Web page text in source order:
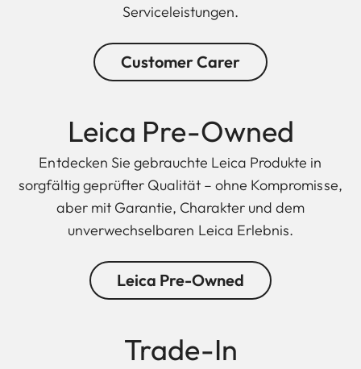
Serviceleistungen.
Customer Carer
Leica Pre-Owned
Entdecken Sie gebrauchte Leica Produkte in
sorgfältig geprüfter Qualität – ohne Kompromisse,
aber mit Garantie, Charakter und dem
unverwechselbaren Leica Erlebnis.
Leica Pre-Owned
Trade-In